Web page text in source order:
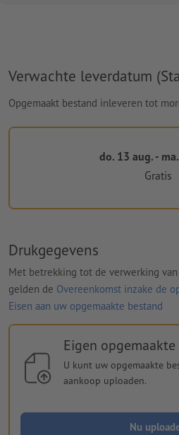
Verwachte leverdatum
Opgemaakt bestand inleveren tot
do. 13 aug. -
Gratis
Drukgegevens
Met betrekking tot de verwerking
gelden de Overeenkomst inzake de
Eisen aan uw opgemaakte bestand
Eigen
U kunt uw opgemaakte
aankoop uploaden.
Nu